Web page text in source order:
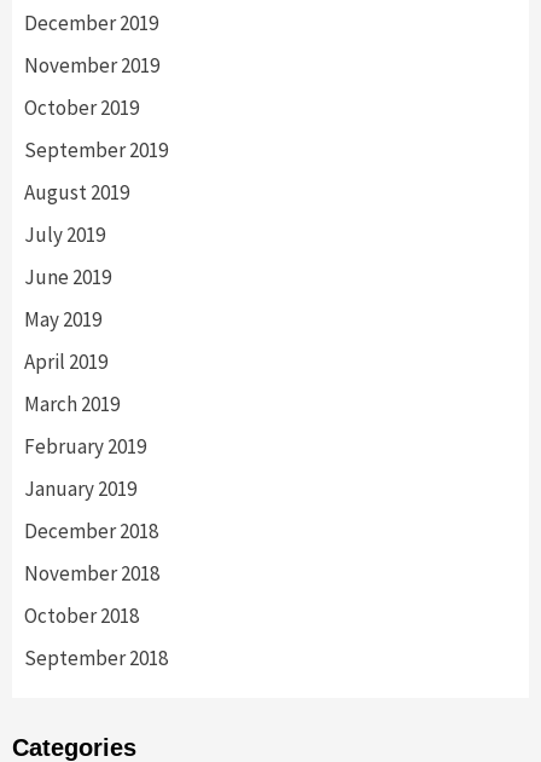
December 2019
November 2019
October 2019
September 2019
August 2019
July 2019
June 2019
May 2019
April 2019
March 2019
February 2019
January 2019
December 2018
November 2018
October 2018
September 2018
Categories